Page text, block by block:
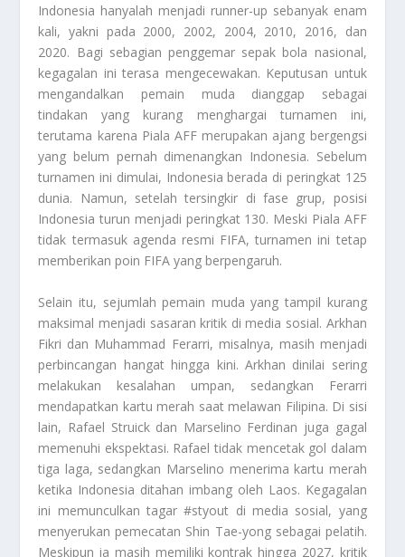
Indonesia hanyalah menjadi runner-up sebanyak enam
kali, yakni pada 2000, 2002, 2004, 2010, 2016, dan
2020. Bagi sebagian penggemar sepak bola nasional,
kegagalan ini terasa mengecewakan. Keputusan untuk
mengandalkan pemain muda dianggap sebagai
tindakan yang kurang menghargai turnamen ini,
terutama karena Piala AFF merupakan ajang bergengsi
yang belum pernah dimenangkan Indonesia. Sebelum
turnamen ini dimulai, Indonesia berada di peringkat 125
dunia. Namun, setelah tersingkir di fase grup, posisi
Indonesia turun menjadi peringkat 130. Meski Piala AFF
tidak termasuk agenda resmi FIFA, turnamen ini tetap
memberikan poin FIFA yang berpengaruh.
Selain itu, sejumlah pemain muda yang tampil kurang
maksimal menjadi sasaran kritik di media sosial. Arkhan
Fikri dan Muhammad Ferarri, misalnya, masih menjadi
perbincangan hangat hingga kini. Arkhan dinilai sering
melakukan kesalahan umpan, sedangkan Ferarri
mendapatkan kartu merah saat melawan Filipina. Di sisi
lain, Rafael Struick dan Marselino Ferdinan juga gagal
memenuhi ekspektasi. Rafael tidak mencetak gol dalam
tiga laga, sedangkan Marselino menerima kartu merah
ketika Indonesia ditahan imbang oleh Laos. Kegagalan
ini memunculkan tagar #styout di media sosial, yang
menyerukan pemecatan Shin Tae-yong sebagai pelatih.
Meskipun ia masih memiliki kontrak hingga 2027, kritik